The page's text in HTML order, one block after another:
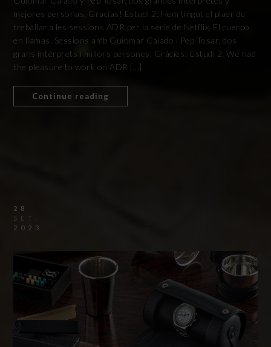
mejores personas. Gracias! Estudi 2: Hem tingut el plaer de
treballar a les sessions ADR per la sèrie de Netflix, El cuerpo
en llamas. Sessions amb Guiomar Caiado i Pep Tosar, dos
grans intèrprets i millors persones. Gràcies! Estudi 2: We had
the pleasure to work on ADR […]
Continue reading
28
SET.
2023